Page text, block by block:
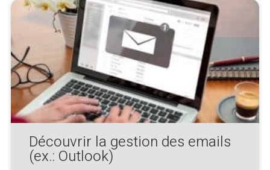
Découvrir la gestion des emails
(ex.: Outlook)